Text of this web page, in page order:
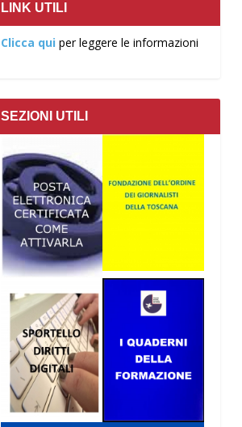
LINK UTILI
Clicca qui per leggere le informazioni
SEZIONI UTILI